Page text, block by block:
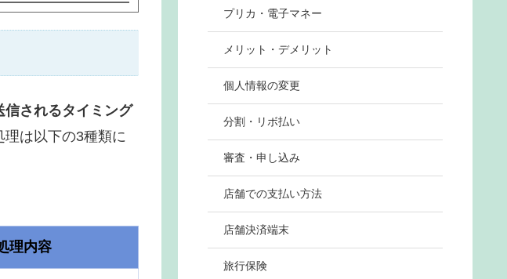
信されるタイミング
は以下の3種類に
理内容
プリカ・電子マネー
メリット・デメリット
個人情報の変更
分割・リボ払い
審査・申し込み
店舗での支払い方法
店舗決済端末
旅行保険